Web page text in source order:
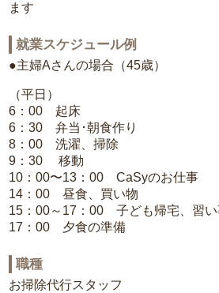
ます
就業スケジュール例
●主婦Aさんの場合（45歳）
（平日）
6：00 起床
6：30 弁当･朝食作り
8：00 洗濯、掃除
9：30 移動
10：00〜13：00 CaSyのお仕事
14：00 昼食、買い物
15：00～17：00 子ども帰宅、習い
17：00 夕食の準備
職種
お掃除代行スタッフ